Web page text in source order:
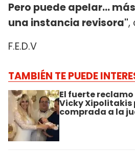
Pero puede apelar...
una instancia revisora",
F.E.D.V
TAMBIÉN TE PUEDE
El fuerte
Vicky Xipolitakis
comprada a la